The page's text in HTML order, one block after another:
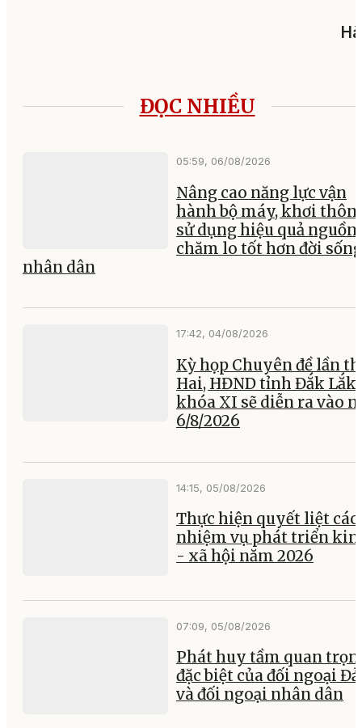
ĐỌC NHIỀU
05:59, 06/08/2026
Nâng cao năng lực vận
hành bộ máy, khơi
sử dụng hiệu quả nguồn
chăm lo tốt hơn đời sống
nhân dân
17:42, 04/08/2026
Kỳ họp Chuyên đề lần
Hai, HĐND tỉnh Đắk Lắk
khóa XI sẽ diễn ra vào
6/8/2026
14:15, 05/08/2026
Thực hiện quyết liệt các
nhiệm vụ phát triển
- xã hội năm 2026
07:09, 05/08/2026
Phát huy tầm quan
đặc biệt của đối ngoại
và đối ngoại nhân dân